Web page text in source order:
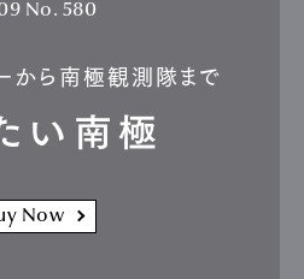
No. 580
から南極観測隊まで
い南極
Now